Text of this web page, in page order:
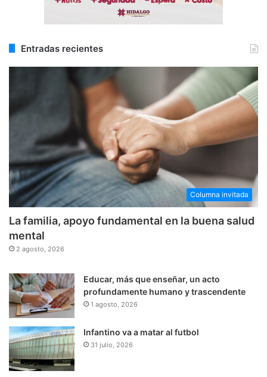
Entradas recientes
Columna invitada
La familia, apoyo fundamental en la buena salud
mental
2 agosto, 2026
Educar, más que enseñar, un acto
profundamente humano y trascendente
1 agosto, 2026
Infantino va a matar al futbol
31 julio, 2026